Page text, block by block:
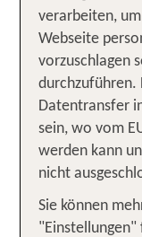
und das
mittelalterliche
Mietwagen
Stränden wie
kristallklarem
Dörfer wie
das
durch die
Zitronenhainen
eröffnet
verarbeiten,
Webseite
vorzuschlagen
durchzuführen.
Datentransfer
sein, wo vom
werden kann
nicht
Sie können
"Einstellungen"